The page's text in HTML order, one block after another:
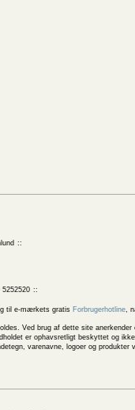
5252520
til e-mærkets gratis Forbrugerhotline,
Ved brug af dette site
er ophavsretligt beskyttet og
varenavne, logoer og